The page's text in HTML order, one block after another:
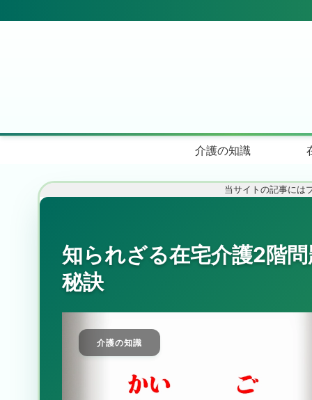
介護の知識
当サイトの記事には
知られざる在宅介護2階
秘訣
介護の知識